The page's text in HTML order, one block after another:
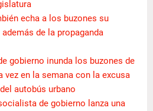
echa a los buzones su
de la propaganda
gobierno inunda los buzones de
vez en la semana con la excusa
autobús urbano
de gobierno lanza una